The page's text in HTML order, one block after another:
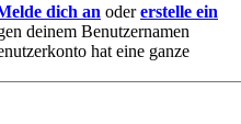
dich an odererstelle ein
deinem Benutzernamen
hat eine ganze